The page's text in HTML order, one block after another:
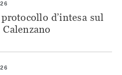
d’intesa sul